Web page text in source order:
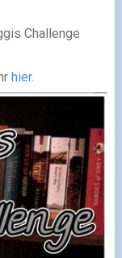
Challenge
hier.